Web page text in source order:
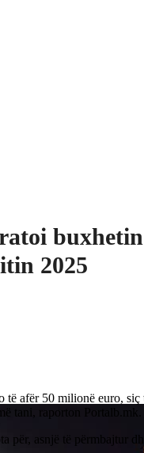
2025
afër 50 milionë euro, siç
tani, raporton Portalb.mk.
asnjë të përmbajtur